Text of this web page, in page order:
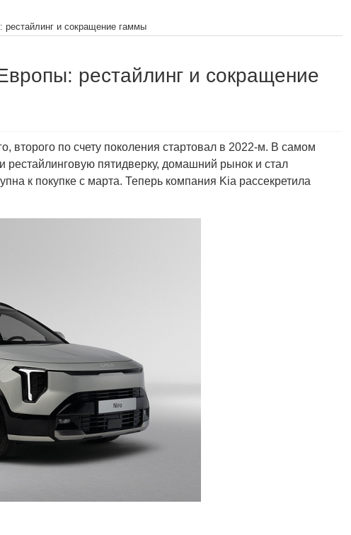
и сокращение гаммы
рестайлинг и сокращение
второго по счету поколения стартовал в 2022-м. В самом
рестайлинговую пятидверку, домашний рынок и стал
к покупке с марта. Теперь компания Kia рассекретила